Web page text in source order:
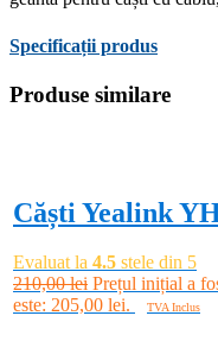
Specificații produs
Produse similare
Căști Yealink
Evaluat la 4.5 stele din 5
210,00lei Prețul inițial a
este: 205,00 lei.
TVA Inclus